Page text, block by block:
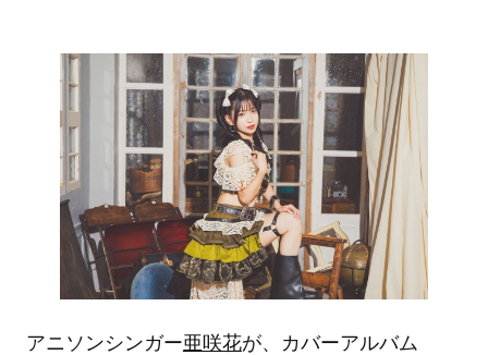
アニソンシンガー亜咲花が、カバーアルバム